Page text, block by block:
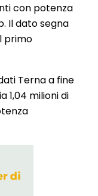
con potenza
Il dato segna
primo
Terna a fine
1,04 milioni di